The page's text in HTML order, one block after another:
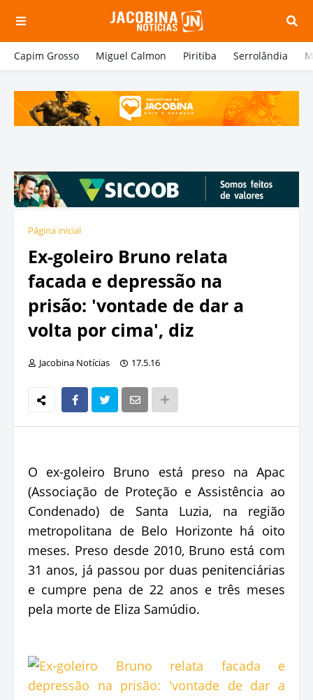
Capim Grosso Miguel Calmon Piritiba Serrolândia
Página inicial
Ex-goleiro Bruno relata
facada e depressão na
prisão: 'vontade de dar a
volta por cima', diz
Jacobina Notícias 17.5.16
O ex-goleiro Bruno está preso na Apac
(Associação de Proteção e Assistência ao
Condenado) de Santa Luzia, na região
metropolitana de Belo Horizonte há oito
meses. Preso desde 2010, Bruno está com
31 anos, já passou por duas penitenciárias
e cumpre pena de 22 anos e três meses
pela morte de Eliza Samúdio.